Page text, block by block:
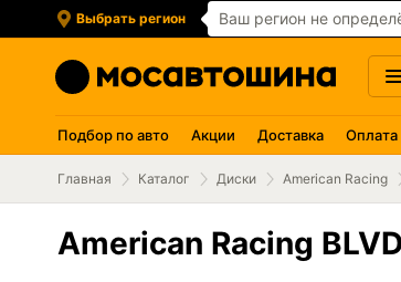
Выбрать регион Ваш регион не
Подбор по авто Акции Доставка Оплата
Главная Каталог Диски American Racing
American Racing